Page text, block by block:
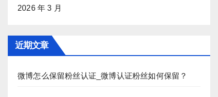
2026 年 3 月
近期文章
微博怎么保留粉丝认证_微博认证粉丝如何保留？